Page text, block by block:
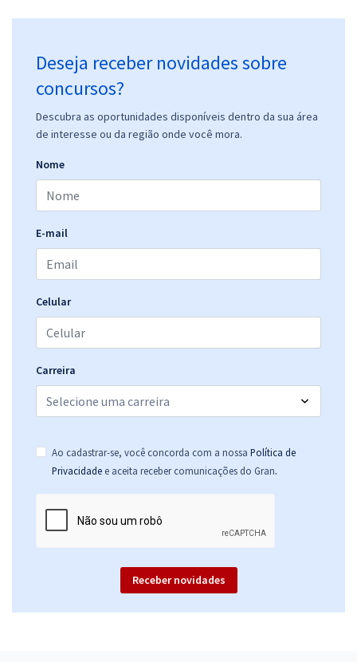
Deseja receber novidades sobre
concursos?
Descubra as oportunidades disponíveis dentro da sua área
de interesse ou da região onde você mora.
Nome
E-mail
Celular
Carreira
Ao cadastrar-se, você concorda com a nossa Política de
Privacidade e aceita receber comunicações do Gran.
Receber novidades